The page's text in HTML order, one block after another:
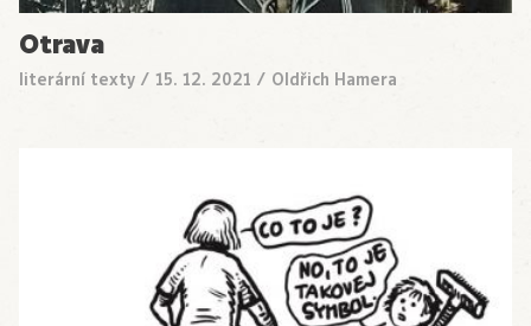
Otrava
literární texty / 15. 12. 2021 / Oldřich Hamera